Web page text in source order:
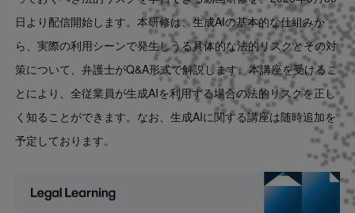
日より配信開始します。本研修は、生成AIの基本的な仕組みか
ら、実際の利用シーンで発生しうる具体的な法的リスクとその対
策について、弁護士がQ&A形式で解説します。本講座を受けるこ
とにより、全従業員が生成AIを利用する場合の法的リスクを正し
く知ることができます。なお、生成AIに関する講座は随時追加を
予定しております。